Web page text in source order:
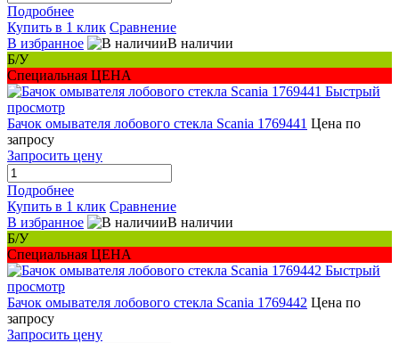
Подробнее
Купить в 1 клик Сравнение
В избранное
В наличии
Б/У
Специальная ЦЕНА
Быстрый
просмотр
Бачок омывателя лобового стекла Scania 1769441 Цена по
запросу
Запросить цену
Подробнее
Купить в 1 клик Сравнение
В избранное
В наличии
Б/У
Специальная ЦЕНА
Быстрый
просмотр
Бачок омывателя лобового стекла Scania 1769442 Цена по
запросу
Запросить цену